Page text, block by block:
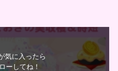
気に入ったら
ーしてね！